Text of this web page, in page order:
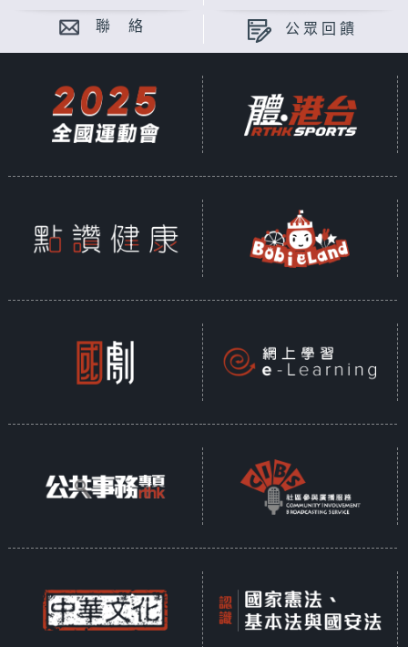
聯 絡 公眾回饋